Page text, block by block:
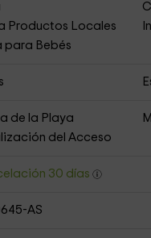
Productos Locales
para Bebés
de la Playa
del Acceso
30 días
AS